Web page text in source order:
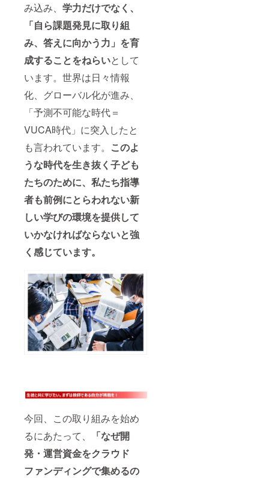
み込み、 学力だけでなく、
「自ら課題発見に取り組
み、答えに向かう力」を育
成することをねらいとして
います。世界は日々情報
化、グローバル化が進み、
「予測不可能な時代＝
VUCA時代」に突入したと
も言われています。 このよ
うな時代を生き抜く子ども
たちのために、私たち指導
者も前例にとらわれない新
しい学びの環境を提供して
いかなければならないと強
く感じています。
今回、この取り組みを始め
るにあたって、
「なぜ開
発・運営資金をクラウド
ファンディングで集めるの